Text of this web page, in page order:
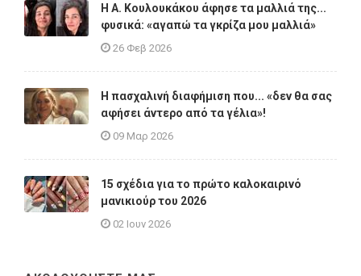
Η A. Κουλουκάκου άφησε τα μαλλιά της...
φυσικά: «αγαπώ τα γκρίζα μου μαλλιά»
26 Φεβ 2026
Η πασχαλινή διαφήμιση που... «δεν θα σας
αφήσει άντερο από τα γέλια»!
09 Μαρ 2026
15 σχέδια για το πρώτο καλοκαιρινό
μανικιούρ του 2026
02 Ιουν 2026